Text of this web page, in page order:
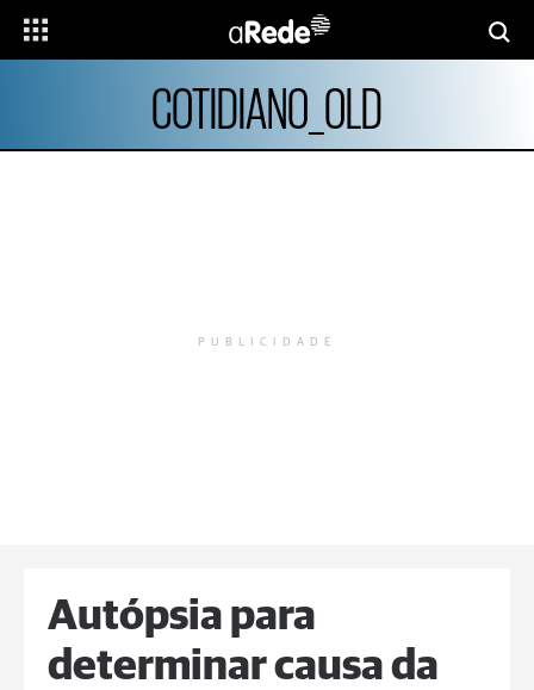
COTIDIANO_OLD
PUBLICIDADE
Autópsia para
determinar causa da